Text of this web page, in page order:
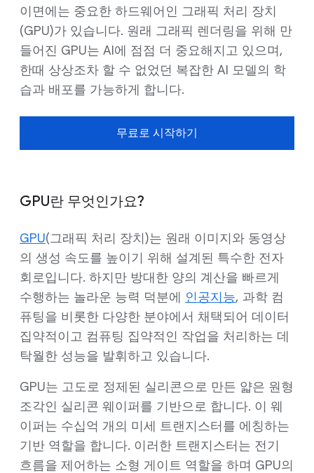
이면에는 중요한 하드웨어인 그래픽 처리 장치
(GPU)가 있습니다. 원래 그래픽 렌더링을 위해 만
들어진 GPU는 AI에 점점 더 중요해지고 있으며,
한때 상상조차 할 수 없었던 복잡한 AI 모델의 학
습과 배포를 가능하게 합니다.
무료로 시작하기
GPU란 무엇인가요?
GPU(그래픽 처리 장치)는 원래 이미지와 동영상
의 생성 속도를 높이기 위해 설계된 특수한 전자
회로입니다. 하지만 방대한 양의 계산을 빠르게
수행하는 놀라운 능력 덕분에 인공지능, 과학 컴
퓨팅을 비롯한 다양한 분야에서 채택되어 데이터
집약적이고 컴퓨팅 집약적인 작업을 처리하는 데
탁월한 성능을 발휘하고 있습니다.
GPU는 고도로 정제된 실리콘으로 만든 얇은 원형
조각인 실리콘 웨이퍼를 기반으로 합니다. 이 웨
이퍼는 수십억 개의 미세 트랜지스터를 에칭하는
기반 역할을 합니다. 이러한 트랜지스터는 전기
흐름을 제어하는 소형 게이트 역할을 하며 GPU의